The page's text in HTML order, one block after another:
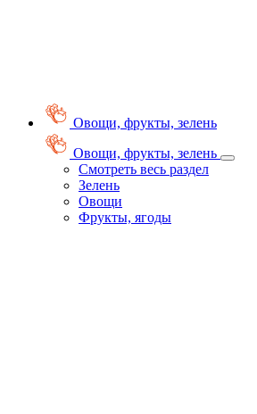
Овощи, фрукты, зелень
Овощи, фрукты, зелень
Смотреть весь раздел
Зелень
Овощи
Фрукты, ягоды